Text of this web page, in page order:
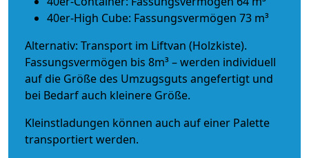
40er-High Cube: Fassungsvermögen 73 m³
Alternativ: Transport im Liftvan (Holzkiste).
Fassungsvermögen bis 8m³ – werden individuell
auf die Größe des Umzugsguts angefertigt und
bei Bedarf auch kleinere Größe.
Kleinstladungen können auch auf einer Palette
transportiert werden.